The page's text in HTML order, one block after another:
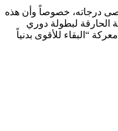
درجاته، خصوصاً وأن هذه
الحارقة لبطولة دوري
“البقاء للأقوى بدنياً